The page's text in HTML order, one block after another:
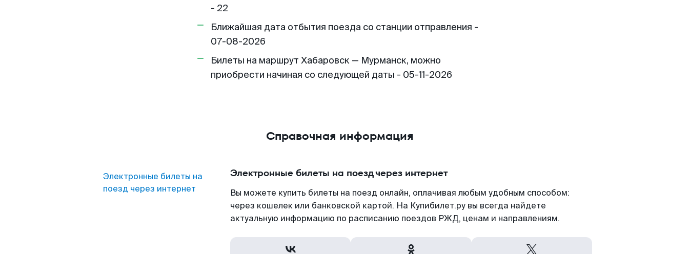
- 22
Ближайшая дата отбытия поезда со станции отправления -
07-08-2026
Билеты на маршрут Хабаровск — Мурманск, можно
приобрести начиная со следующей даты - 05-11-2026
Справочная информация
Электронные билеты на
поезд через интернет
Электронные билеты на поезд через интернет
Вы можете купить билеты на поезд онлайн, оплачивая любым удобным способом:
через кошелек или банковской картой. На Купибилет.ру вы всегда найдете
актуальную информацию по расписанию поездов РЖД, ценам и направлениям.